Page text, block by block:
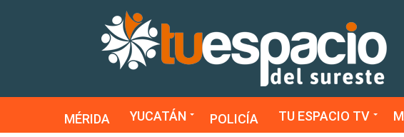
MÉRIDA YUCATÁN POLICÍA TU ESPACIO TV